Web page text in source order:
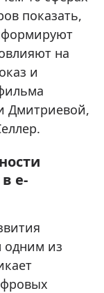
показать,
на
и
Дмитриевой,
e-
одним из